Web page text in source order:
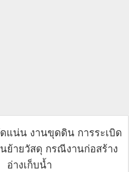
แน่น งานขุดดิน การระเบิด
ย้ายวัสดุ กรณีงานก่อสร้าง
อ่างเก็บน้ำ